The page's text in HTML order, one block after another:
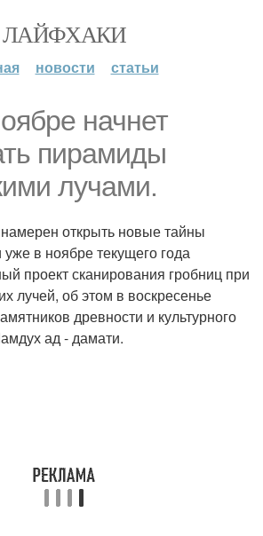
ЛАЙФХАКИ
новости статьи
начнет
пирамиды
лучами.
намерен открыть новые тайны
в ноябре текущего года
проект сканирования гробниц при
лучей, об этом в воскресенье
древности и культурного
ад - дамати.